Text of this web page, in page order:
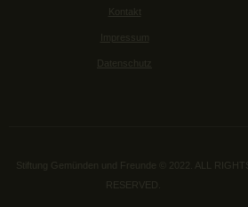
Kontakt
Impressum
Datenschutz
Stiftung Gemünden und Freunde © 2022. ALL RIGHTS
RESERVED.